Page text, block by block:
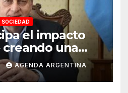
SOCIEDAD
el impacto
creando una
para
AGENDA ARGENTINA